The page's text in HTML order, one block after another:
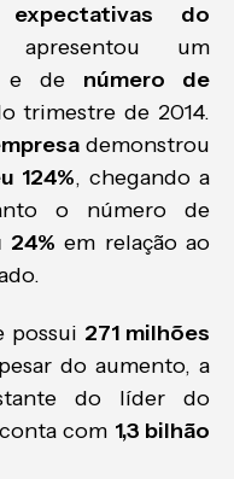
expectativas do
apresentou um
e de número de
trimestre de 2014.
demonstrou
124%, chegando a
o número de
24% em relação ao
possui 271 milhões
do aumento, a
do líder do
com 1,3 bilhão